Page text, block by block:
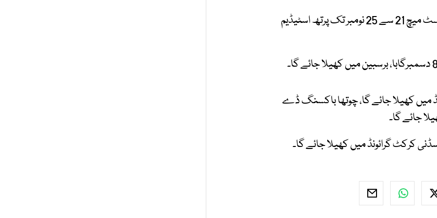
شیڈول کے مطابق ایشز سیریز 2025/26 کا پہلا ٹیسٹ میچ 21 سے 25 نومبر تک پرتھ اسٹیڈیم
ایڈیلیڈ میں کھیلا جائے گا، چوتھا باکسنگ ڈے